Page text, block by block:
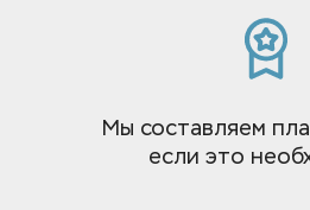
Мы составляем
если это